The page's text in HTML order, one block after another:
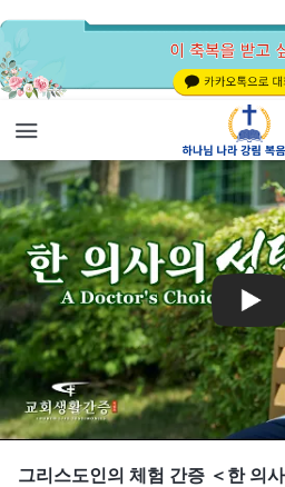
그리스도인의 체험 간증 ＜한 의